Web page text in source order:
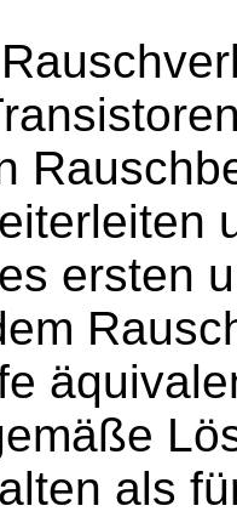
ersten
als